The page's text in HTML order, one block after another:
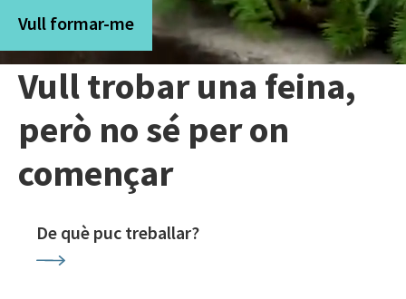
Vull formar-me
Vull trobar una feina,
però no sé per on
començar
De què puc treballar?